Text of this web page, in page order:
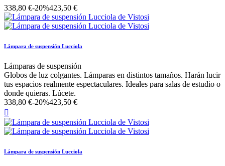
338,80 €-20%423,50 €
Lámpara de suspensión Lucciola
Lámparas de suspensión
Globos de luz colgantes. Lámparas en distintos tamaños. Harán lucir
tus espacios realmente espectaculares. Ideales para salas de estudio o
donde quieras. Lúcete.
338,80 €-20%423,50 €

Lámpara de suspensión Lucciola